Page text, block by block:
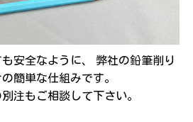
安全なように、
弊社の鉛筆削り
簡単な仕組みです。
注もご相談して下さい。